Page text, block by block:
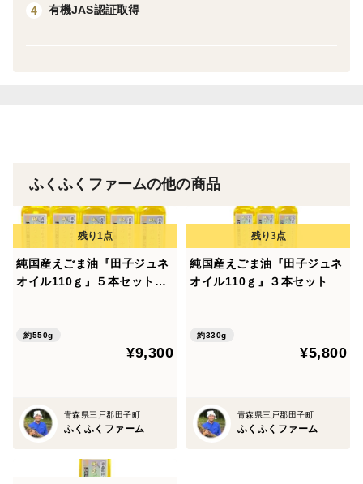
くで知られている田子町ですが、トマトなどの野菜も市
4
有機JAS認証取得
ふくふくファームの他の商品
純国産えごま油『田子ジュネ
オイル110ｇ』５本セット
約550g
¥9,300
青森県三戸郡田子町
ふくふくファーム
純国産えごま油『田子ジュネ
オイル110ｇ』３本セット
約330g
¥5,800
青森県三戸郡田子町
ふくふくファーム